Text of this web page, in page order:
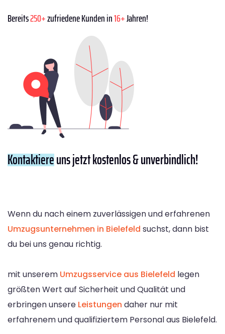
Bereits250+zufriedene Kunden in16+Jahren!
Kontaktiereuns jetzt kostenlos & unverbindlich!
Wenn du nach einem zuverlässigen und erfahrenen
Umzugsunternehmen in Bielefeld suchst, dann bist
du bei uns genau richtig.
mit unserem Umzugsservice aus Bielefeld legen
größten Wert auf Sicherheit und Qualität und
erbringen unsere Leistungen daher nur mit
erfahrenem und qualifiziertem Personal aus Bielefeld.